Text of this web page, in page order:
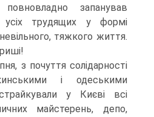
повновладно запанував
усіх трудящих у формі
тяжкого життя.
з почуття солідарності
і одеськими
у Києві всі
майстерень, депо,